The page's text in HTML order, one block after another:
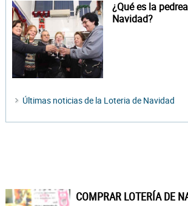
¿Qué es la
Navidad?
Últimas noticias de la Loteria de Navidad
COMPRAR LOTERÍA DE